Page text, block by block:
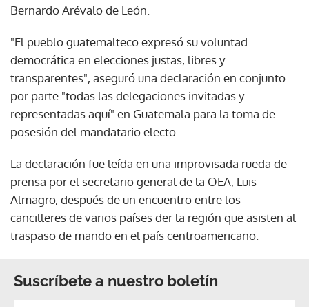
Bernardo Arévalo de León.
"El pueblo guatemalteco expresó su voluntad
democrática en elecciones justas, libres y
transparentes", aseguró una declaración en conjunto
por parte "todas las delegaciones invitadas y
representadas aquí" en Guatemala para la toma de
posesión del mandatario electo.
La declaración fue leída en una improvisada rueda de
prensa por el secretario general de la OEA, Luis
Almagro, después de un encuentro entre los
cancilleres de varios países der la región que asisten al
traspaso de mando en el país centroamericano.
Suscríbete a nuestro boletín